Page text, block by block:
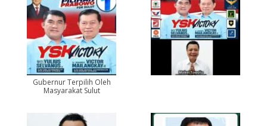
Gubernur Terpilih Oleh
Masyarakat Sulut